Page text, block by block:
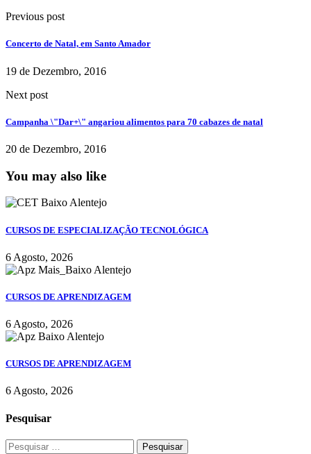
Previous post
Concerto de Natal, em Santo Amador
19 de Dezembro, 2016
Next post
Campanha \"Dar+\" angariou alimentos para 70 cabazes de natal
20 de Dezembro, 2016
You may also like
CURSOS DE ESPECIALIZAÇÃO TECNOLÓGICA
6 Agosto, 2026
CURSOS DE APRENDIZAGEM
6 Agosto, 2026
CURSOS DE APRENDIZAGEM
6 Agosto, 2026
Pesquisar